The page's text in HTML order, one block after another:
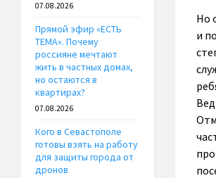
Но
и
07.08.2026
Прямой эфир «ЕСТЬ
ТЕМА». Почему
россияне мечтают
жить в частных домах,
но остаются в
квартирах?
07.08.2026
Кого в Севастополе
готовы взять на работу
для защиты города от
дронов